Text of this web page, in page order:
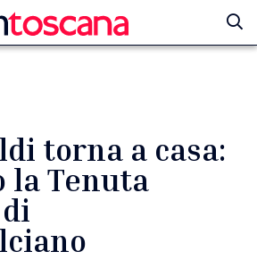
torna a casa:
la Tenuta